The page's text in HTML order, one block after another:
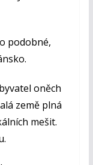
podobné,
oněch
země plná
mešit.